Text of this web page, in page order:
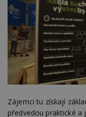
Zájemci tu získají
předvedou praktické a